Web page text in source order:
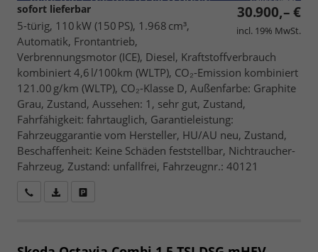
30.900,– €
incl. 19% MwSt.
sofort lieferbar
5-türig, 110 kW (150 PS), 1.968 cm³,
Automatik, Frontantrieb,
Verbrennungsmotor (ICE), Diesel, Kraftstoffverbrauch
kombiniert 4,6 l/100km (WLTP), CO₂-Emission kombiniert
121.00 g/km (WLTP), CO₂-Klasse D, Außenfarbe: Graphite
Grau, Zustand, Aussehen: 1, sehr gut, Zustand,
Fahrfähigkeit: fahrtauglich, Garantieleistung:
Fahrzeuggarantie vom Hersteller, HU/AU neu, Zustand,
Beschaffenheit: Keine Schäden feststellbar, Nichtraucher-
Fahrzeug, Zustand: unfallfrei, Fahrzeugnr.: 40121
Wir rufen Sie anFahrzeugexposé (PDF)